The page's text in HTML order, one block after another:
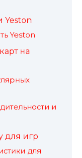
Yeston
Yeston
на
и
для игр
для